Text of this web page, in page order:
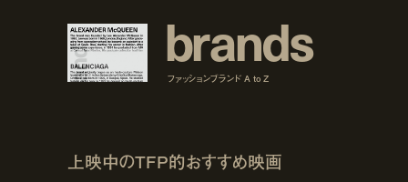
brands
ファッションブランド A to Z
上映中のTFP的おすすめ映画